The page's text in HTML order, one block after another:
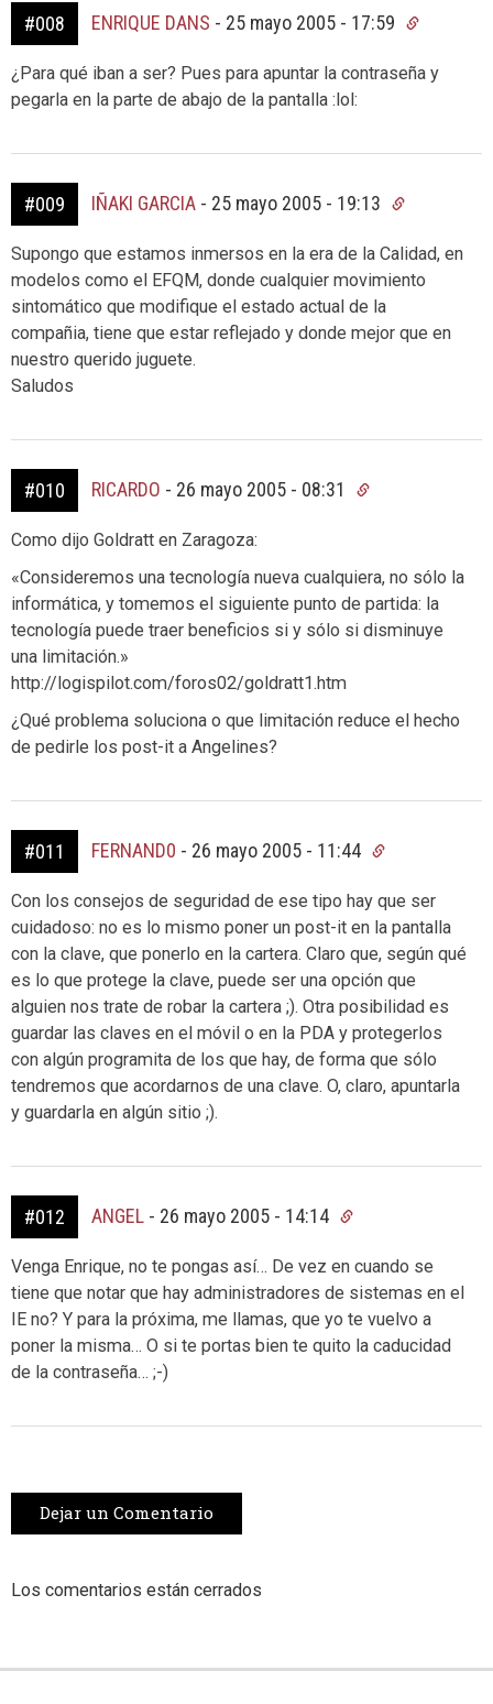
#008 ENRIQUE DANS - 25 mayo 2005 - 17:59
¿Para qué iban a ser? Pues para apuntar la contraseña y
pegarla en la parte de abajo de la pantalla :lol:
#009 IÑAKI GARCIA - 25 mayo 2005 - 19:13
Supongo que estamos inmersos en la era de la Calidad, en
modelos como el EFQM, donde cualquier movimiento
sintomático que modifique el estado actual de la
compañia, tiene que estar reflejado y donde mejor que en
nuestro querido juguete.
Saludos
#010 RICARDO - 26 mayo 2005 - 08:31
Como dijo Goldratt en Zaragoza:
«Consideremos una tecnología nueva cualquiera, no sólo la
informática, y tomemos el siguiente punto de partida: la
tecnología puede traer beneficios si y sólo si disminuye
una limitación.»
http://logispilot.com/foros02/goldratt1.htm
¿Qué problema soluciona o que limitación reduce el hecho
de pedirle los post-it a Angelines?
#011 FERNAND0 - 26 mayo 2005 - 11:44
Con los consejos de seguridad de ese tipo hay que ser
cuidadoso: no es lo mismo poner un post-it en la pantalla
con la clave, que ponerlo en la cartera. Claro que, según qué
es lo que protege la clave, puede ser una opción que
alguien nos trate de robar la cartera ;). Otra posibilidad es
guardar las claves en el móvil o en la PDA y protegerlos
con algún programita de los que hay, de forma que sólo
tendremos que acordarnos de una clave. O, claro, apuntarla
y guardarla en algún sitio ;).
#012 ANGEL - 26 mayo 2005 - 14:14
Venga Enrique, no te pongas así… De vez en cuando se
tiene que notar que hay administradores de sistemas en el
IE no? Y para la próxima, me llamas, que yo te vuelvo a
poner la misma… O si te portas bien te quito la caducidad
de la contraseña… ;-)
Dejar un Comentario
Los comentarios están cerrados